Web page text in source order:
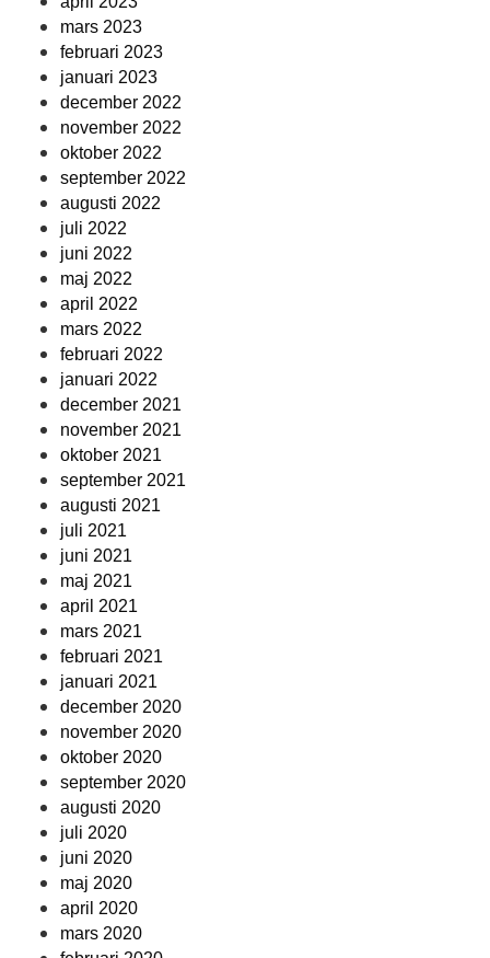
mars 2023
februari 2023
januari 2023
december 2022
november 2022
oktober 2022
september 2022
augusti 2022
juli 2022
juni 2022
maj 2022
april 2022
mars 2022
februari 2022
januari 2022
december 2021
november 2021
oktober 2021
september 2021
augusti 2021
juli 2021
juni 2021
maj 2021
april 2021
mars 2021
februari 2021
januari 2021
december 2020
november 2020
oktober 2020
september 2020
augusti 2020
juli 2020
juni 2020
maj 2020
april 2020
mars 2020